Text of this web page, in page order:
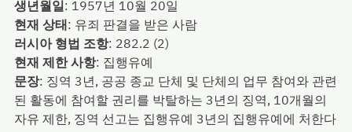
생년월일: 1957년 10월 20일
현재 상태: 유죄 판결을 받은 사람
러시아 형법 조항: 282.2 (2)
현재 제한 사항: 집행유예
문장: 징역 3년, 공공 종교 단체 및 단체의 업무 참여와 관련
된 활동에 참여할 권리를 박탈하는 3년의 징역, 10개월의
자유 제한, 징역 선고는 집행유예 3년의 집행유예에 처한다